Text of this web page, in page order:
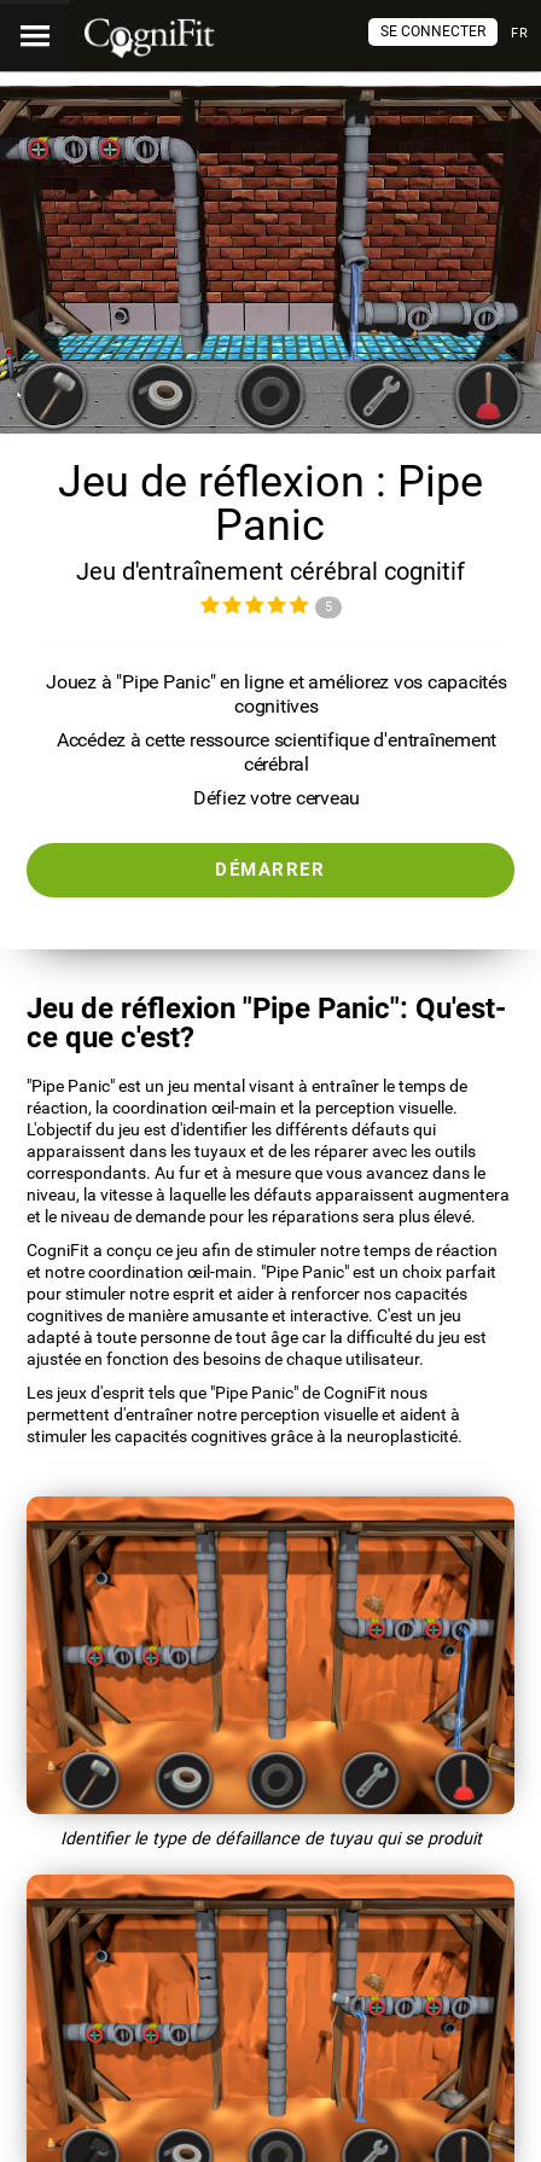
FR
SE CONNECTER
Jeu de réflexion : Pipe
Panic
Jeu d'entraînement cérébral cognitif
5
Jouez à "Pipe Panic" en ligne et améliorez vos capacités
cognitives
Accédez à cette ressource scientifique d'entraînement
cérébral
Défiez votre cerveau
DÉMARRER
Jeu de réflexion "Pipe Panic": Qu'est-
ce que c'est?
"Pipe Panic" est un jeu mental visant à entraîner le temps de
réaction, la coordination œil-main et la perception visuelle.
L'objectif du jeu est d'identifier les différents défauts qui
apparaissent dans les tuyaux et de les réparer avec les outils
correspondants. Au fur et à mesure que vous avancez dans le
niveau, la vitesse à laquelle les défauts apparaissent augmentera
et le niveau de demande pour les réparations sera plus élevé.
CogniFit a conçu ce jeu afin de stimuler notre temps de réaction
et notre coordination œil-main. "Pipe Panic" est un choix parfait
pour stimuler notre esprit et aider à renforcer nos capacités
cognitives de manière amusante et interactive. C'est un jeu
adapté à toute personne de tout âge car la difficulté du jeu est
ajustée en fonction des besoins de chaque utilisateur.
Les jeux d'esprit tels que "Pipe Panic" de CogniFit nous
permettent d'entraîner notre perception visuelle et aident à
stimuler les capacités cognitives grâce à la neuroplasticité.
Identifier le type de défaillance de tuyau qui se produit